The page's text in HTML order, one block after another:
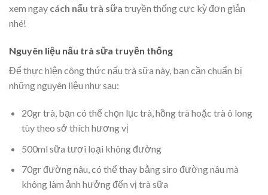
xem ngay cách nấu trà sữa truyền thống cực kỳ đơn giản
nhé!
Nguyên liệu nấu trà sữa truyền thống
Để thực hiện công thức nấu trà sữa này, bạn cần chuẩn bị
những nguyên liệu như sau:
20gr trà, bạn có thể chọn lục trà, hồng trà hoặc trà ô long
tùy theo sở thích hương vị
500ml sữa tươi loại không đường
70gr đường nâu, có thể thay bằng siro đường nâu mà
không làm ảnh hưởng đến vị trà sữa